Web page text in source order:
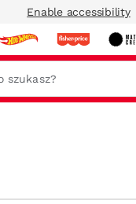
Enable accessibility